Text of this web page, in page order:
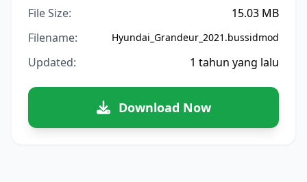
File Size:
15.03 MB
Filename:
Hyundai_Grandeur_2021.bussidmod
Updated: 1 tahun yang lalu
Download Now